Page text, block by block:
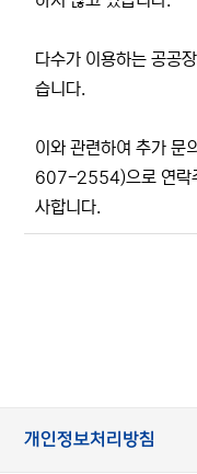
다수가 이용하는 공공
습니다.
이와 관련하여 추가 문
607-2554)으로 연락
사합니다.
개인정보처리방침